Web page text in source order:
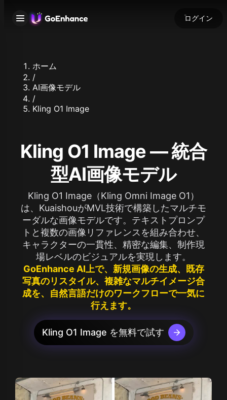
ログイン
ホーム
/
AI画像モデル
/
Kling O1 Image
Kling O1 Image ― 統合
型AI画像モデル
Kling O1 Image（Kling Omni Image O1）
は、KuaishouがMVL技術で構築したマルチモ
ーダルな画像モデルです。テキストプロンプ
トと複数の画像リファレンスを組み合わせ、
キャラクターの一貫性、精密な編集、制作現
場レベルのビジュアルを実現します。
GoEnhance AI上で、新規画像の生成、既存
写真のリスタイル、複雑なマルチイメージ合
成を、自然言語だけのワークフローで一気に
行えます。
Kling O1 Image を無料で試す